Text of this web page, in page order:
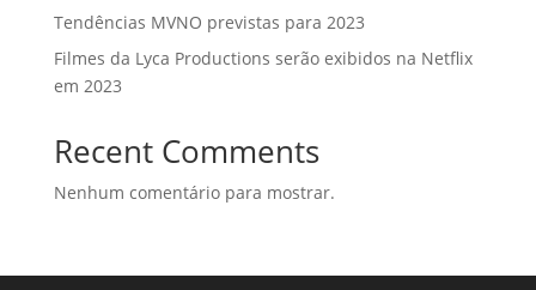
Tendências MVNO previstas para 2023
Filmes da Lyca Productions serão exibidos na Netflix
em 2023
Recent Comments
Nenhum comentário para mostrar.